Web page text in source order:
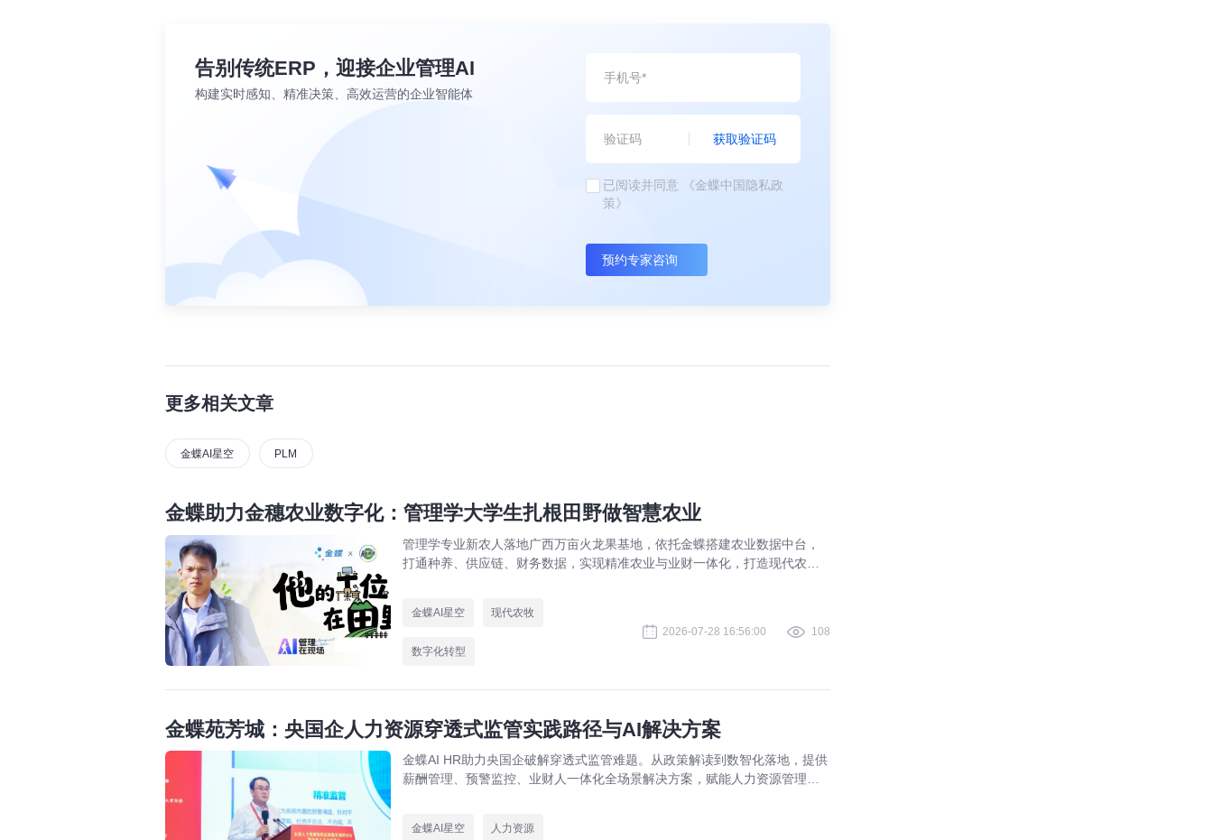
告别传统ERP，迎接企业管理AI
构建实时感知、精准决策、高效运营的企业智能体
获取验证码
已阅读并同意
《金蝶中国隐私政
策》
预约专家咨询
更多相关文章
金蝶AI星空 PLM
金蝶助力金穗农业数字化：管理学大学生扎根田野做智慧农业
管理学专业新农人落地广西万亩火龙果基地，依托金蝶搭建农业数据中台，
打通种养、供应链、财务数据，实现精准农业与业财一体化，打造现代农业
金蝶AI星空 现代农牧
数字化转型
2026-07-28 16:56:00 108
金蝶苑芳城：央国企人力资源穿透式监管实践路径与AI解决方案
金蝶AI HR助力央国企破解穿透式监管难题。从政策解读到数智化落地，提供
薪酬管理、预警监控、业财人一体化全场景解决方案，赋能人力资源管理合
金蝶AI星空 人力资源